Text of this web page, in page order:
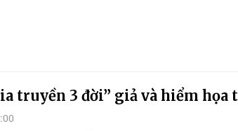
truyền 3 đời” giả và hiểm họa